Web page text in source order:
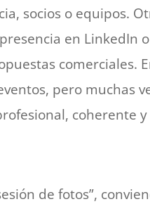
socios o equipos.
en LinkedIn
comerciales.
pero muchas
coherente
de fotos”,